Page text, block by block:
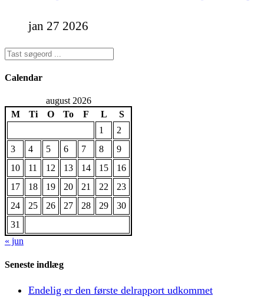
jan 27 2026
Calendar
august 2026
M
Ti O To F L
S
1
2
3
4 5 6 7 8
9
10
11 12 13 14 15
16
17
18 19 20 21 22
23
24
25 26 27 28 29
30
31
« jun
Seneste indlæg
Endelig er den første delrapport udkommet